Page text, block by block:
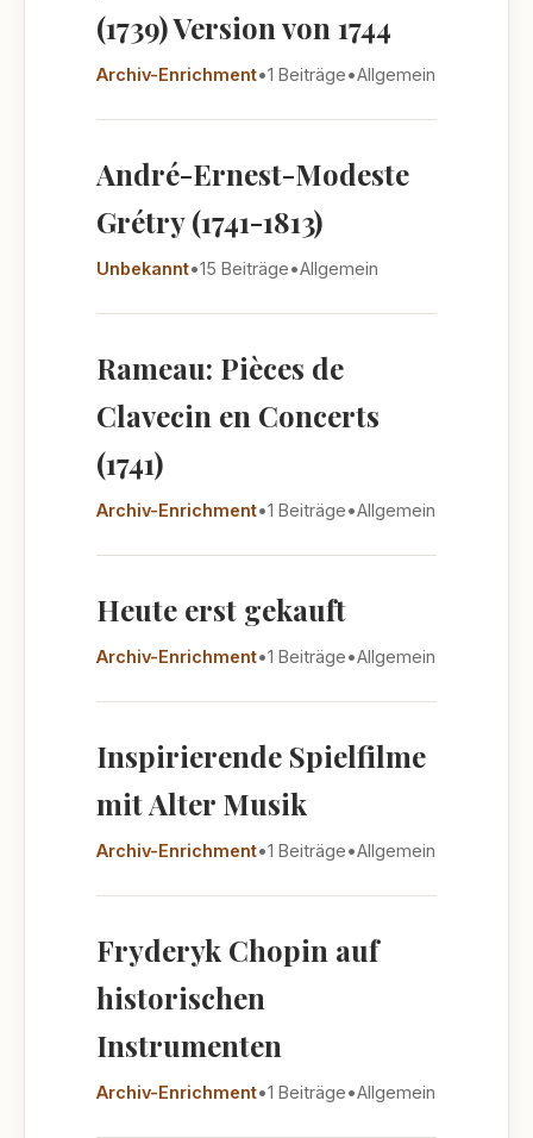
(1739) Version von 1744
Archiv-Enrichment•1 Beiträge•Allgemein
André-Ernest-Modeste
Grétry (1741-1813)
Unbekannt•15 Beiträge•Allgemein
Rameau: Pièces de
Clavecin en Concerts
(1741)
Archiv-Enrichment•1 Beiträge•Allgemein
Heute erst gekauft
Archiv-Enrichment•1 Beiträge•Allgemein
Inspirierende Spielfilme
mit Alter Musik
Archiv-Enrichment•1 Beiträge•Allgemein
Fryderyk Chopin auf
historischen
Instrumenten
Archiv-Enrichment•1 Beiträge•Allgemein